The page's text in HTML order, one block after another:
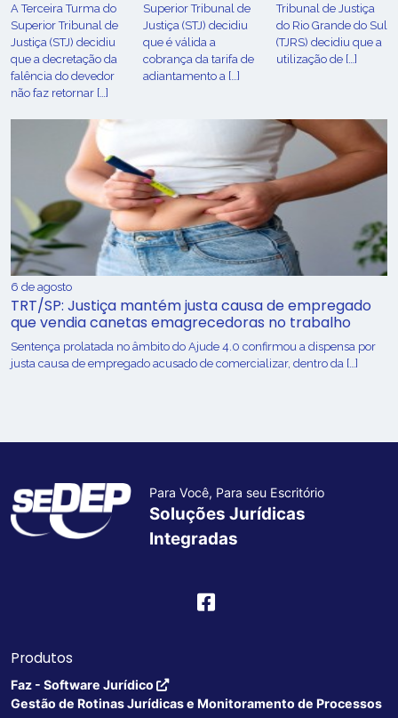
A Terceira Turma do
Superior Tribunal de
Justiça (STJ) decidiu
que a decretação da
falência do devedor
não faz retornar […]
Superior Tribunal de
Justiça (STJ) decidiu
que é válida a
cobrança da tarifa de
adiantamento a […]
Tribunal de Justiça
do Rio Grande do Sul
(TJRS) decidiu que a
utilização de […]
6 de agosto
TRT/SP: Justiça mantém justa causa de empregado
que vendia canetas emagrecedoras no trabalho
Sentença prolatada no âmbito do Ajude 4.0 confirmou a dispensa por
justa causa de empregado acusado de comercializar, dentro da […]
Para Você, Para seu Escritório
Soluções Jurídicas
Integradas
Produtos
Faz - Software Jurídico
Gestão de Rotinas Jurídicas e Monitoramento de Processos